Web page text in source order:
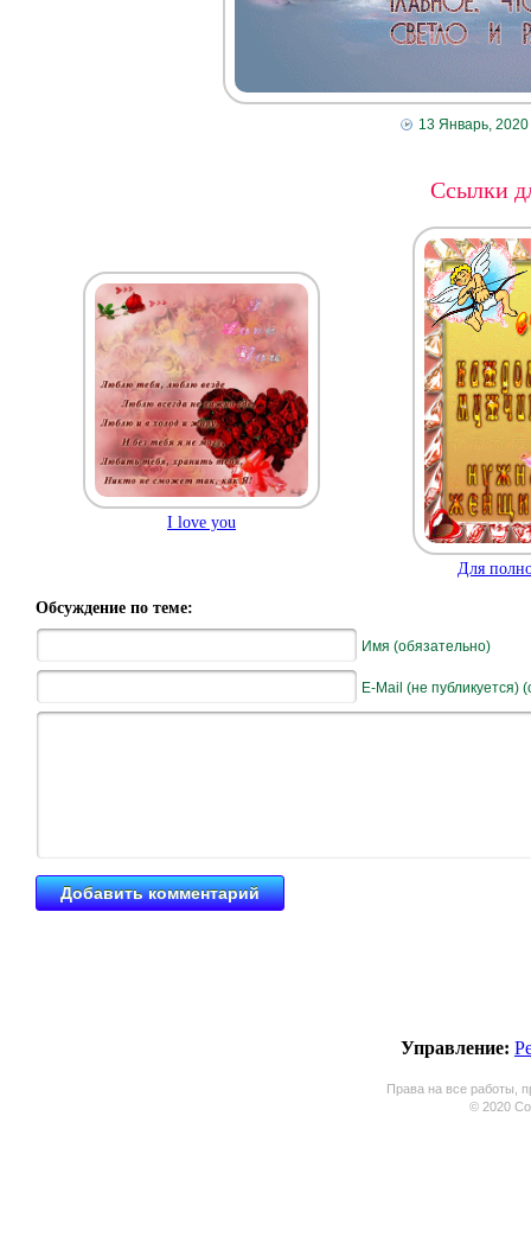
13 Январь, 2020
Ссылки
I love you
Для
Обсуждение по теме:
Имя (обязательно)
E-Mail (не публикуется)
Управление:
Права на все работы,
© 2020